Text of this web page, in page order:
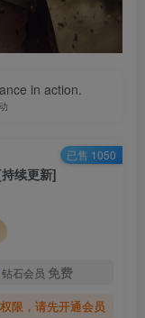
in action.
续更新]
钻石会员 免费
限，请先开通会员
已售 1050